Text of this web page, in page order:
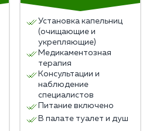
Установка капельниц
(очищающие и
укрепляющие)
Медикаментозная
терапия
Консультации и
наблюдение
специалистов
Питание включено
В палате туалет и душ